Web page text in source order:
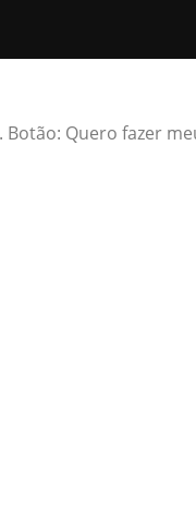
Quero fazer